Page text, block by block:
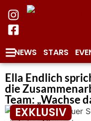
NEWS STARS
Ella Endlich
die
Team: „Wachse
EXKLUSIV